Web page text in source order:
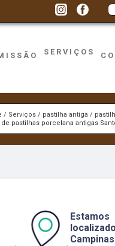
SERVIÇOS
Serviços pastilha antiga
pastilhas porcelana antigas
Estamos
Campinas